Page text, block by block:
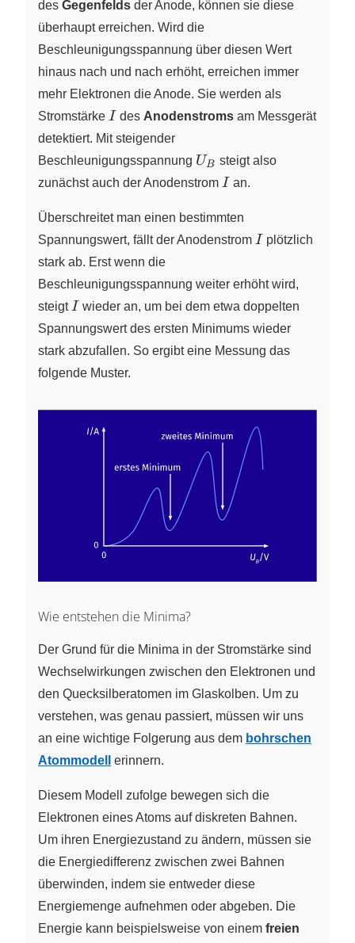
des Gegenfelds der Anode, können sie diese
überhaupt erreichen. Wird die
Beschleunigungsspannung über diesen Wert
hinaus nach und nach erhöht, erreichen immer
mehr Elektronen die Anode. Sie werden als
Stromstärke I
I des Anodenstromsam Messgerät
detektiert. Mit steigender
Beschleunigungsspannung U_B
UB steigt also
zunächst auch der Anodenstrom I
I an.
Überschreitet man einen bestimmten
Spannungswert, fällt der Anodenstrom I
I plötzlich
stark ab. Erst wenn die
Beschleunigungsspannung weiter erhöht wird,
steigt I
I wieder an, um bei dem etwa doppelten
Spannungswert des ersten Minimums wieder
stark abzufallen. So ergibt eine Messung das
folgende Muster.
Wie entstehen die Minima?
Der Grund für die Minima in der Stromstärke sind
Wechselwirkungen zwischen den Elektronen und
den Quecksilberatomen im Glaskolben. Um zu
verstehen, was genau passiert, müssen wir uns
an eine wichtige Folgerung aus dem bohrschen
Atommodell
erinnern.
Diesem Modell zufolge bewegen sich die
Elektronen eines Atoms auf diskreten Bahnen.
Um ihren Energiezustand zu ändern, müssen sie
die Energiedifferenz zwischen zwei Bahnen
überwinden, indem sie entweder diese
Energiemenge aufnehmen oder abgeben. Die
Energie kann beispielsweise von einem freien